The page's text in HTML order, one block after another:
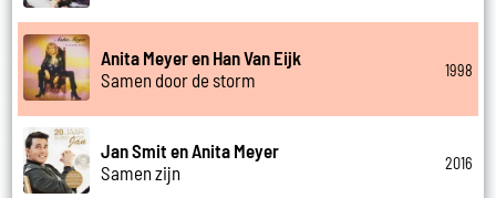
Anita Meyer en Han Van Eijk
Samen door de storm
1998
Jan Smit en Anita Meyer
Samen zijn
2016